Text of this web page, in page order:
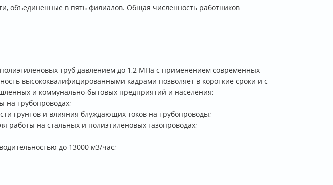
объединенные в пять филиалов. Общая численность работников
труб давлением до 1,2 МПа с применением современных
высококвалифицированными кадрами позволяет в короткие сроки и с
и коммунально-бытовых предприятий и населения;
на трубопроводах;
грунтов и влияния блуждающих токов на трубопроводы;
работы на стальных и полиэтиленовых газопроводах;
до 13000 м3/час;